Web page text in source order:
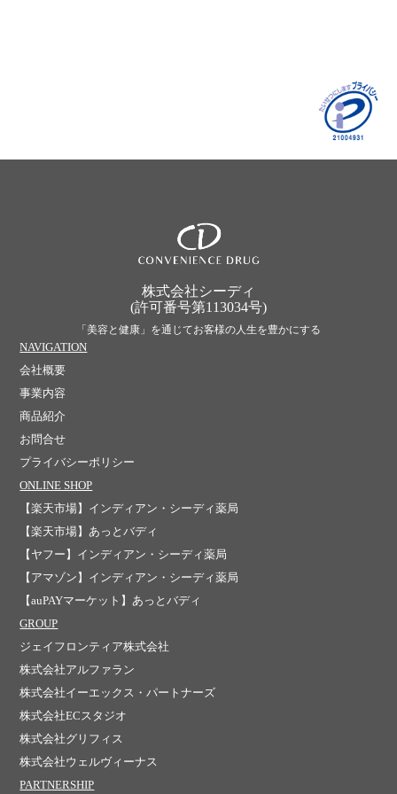
株式会社シーディ
(許可番号第113034号)
「美容と健康」を通じてお客様の人生を豊かにする
NAVIGATION
会社概要
事業内容
商品紹介
お問合せ
プライバシーポリシー
ONLINE SHOP
【楽天市場】インディアン・シーディ薬局
【楽天市場】あっとバディ
【ヤフー】インディアン・シーディ薬局
【アマゾン】インディアン・シーディ薬局
【auPAYマーケット】あっとバディ
GROUP
ジェイフロンティア株式会社
株式会社アルファラン
株式会社イーエックス・パートナーズ
株式会社ECスタジオ
株式会社グリフィス
株式会社ウェルヴィーナス
PARTNERSHIP